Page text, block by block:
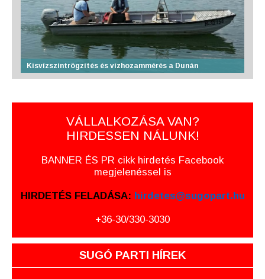
Kisvízszintrögzítés és vízhozammérés a Dunán
VÁLLALKOZÁSA VAN?
HIRDESSEN NÁLUNK!
BANNER ÉS PR cikk hirdetés Facebook
megjelenéssel is
HIRDETÉS FELADÁSA: hirdetes@sugopart.hu
+36-30/330-3030
SUGÓ PARTI HÍREK